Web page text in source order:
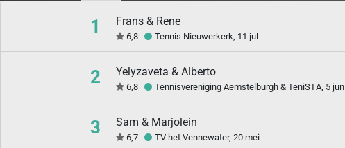
1 Frans & Rene
6,8 Tennis Nieuwerkerk, 11 jul
2 Yelyzaveta & Alberto
6,8 Tennisvereniging Aemstelburgh & TeniSTA, 5 jun
3 Sam & Marjolein
6,7 TV het Vennewater, 20 mei